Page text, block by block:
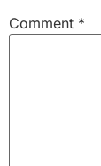
Comment *